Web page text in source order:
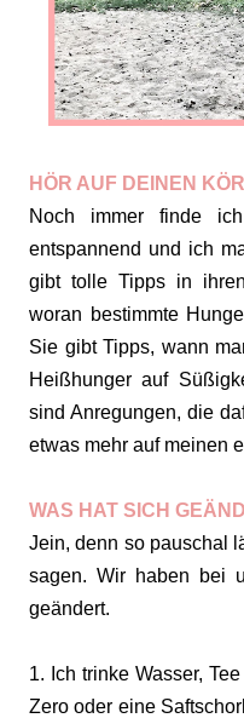
HÖR AUF DEINEN
Noch immer finde
entspannend und ich
gibt tolle Tipps in
woran bestimmte
Sie gibt Tipps, wann
Heißhunger auf
sind Anregungen, die
etwas mehr auf meinen
WAS HAT SICH
Jein, denn so pauschal
sagen. Wir haben bei
geändert.
1. Ich trinke Wasser,
Zero oder eine